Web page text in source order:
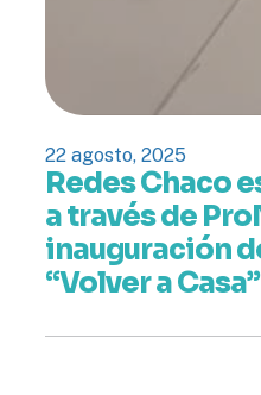
22 agosto, 2025
Redes Chaco
a través de
inauguración
“Volver a Casa”